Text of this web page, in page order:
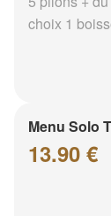
choix 1
Menu Solo
13.90 €